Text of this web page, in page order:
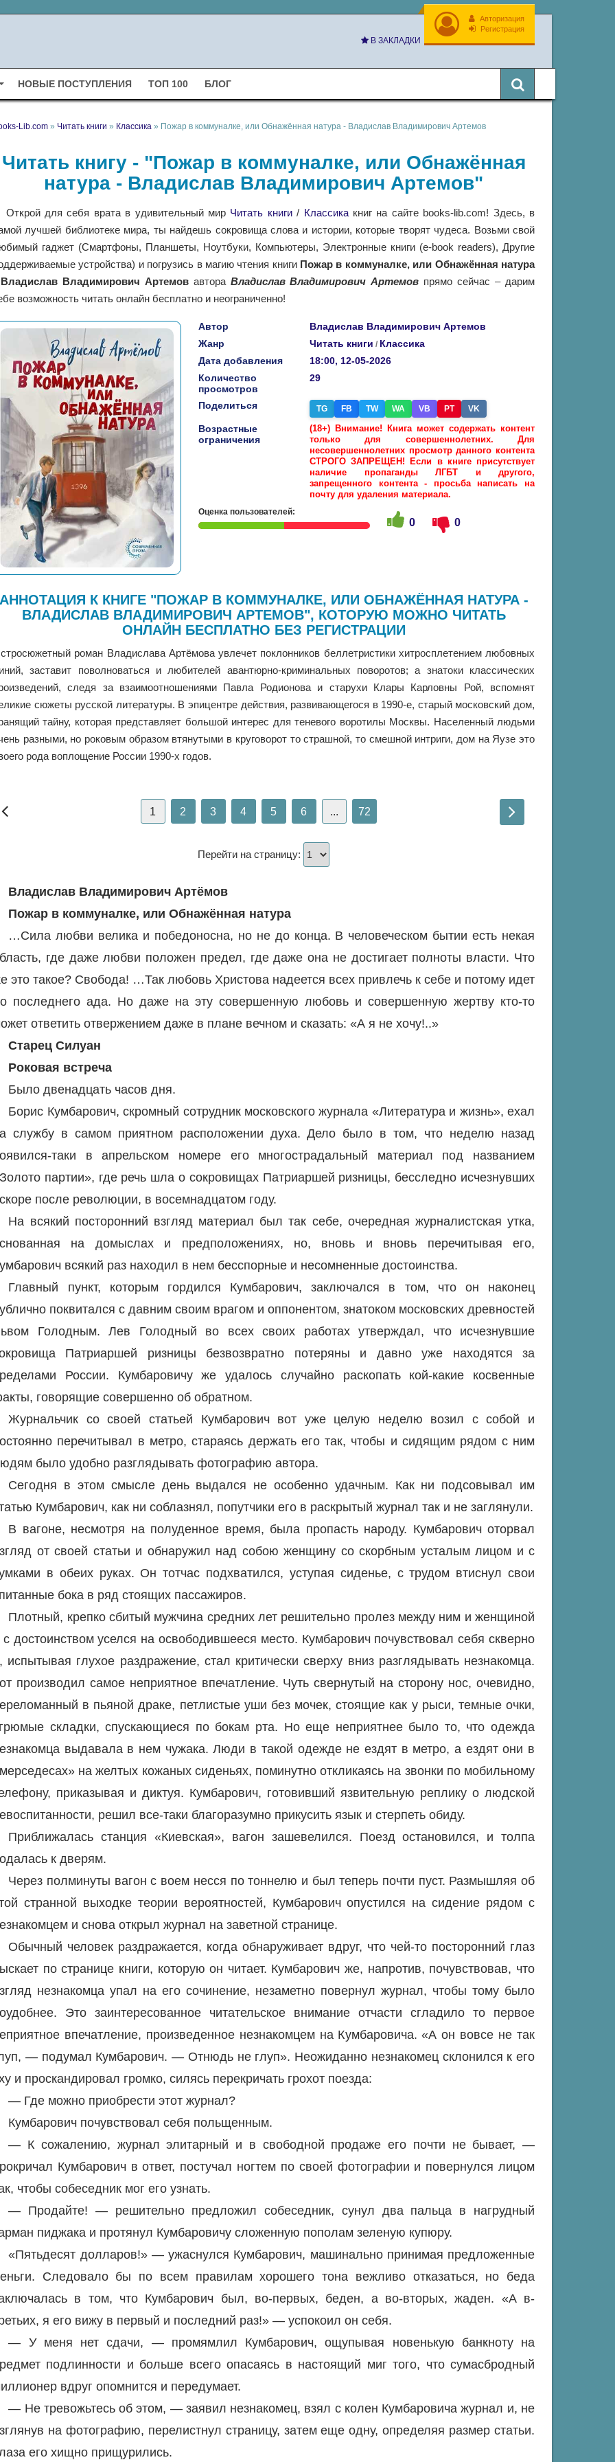
Авторизация
Регистрация
В ЗАКЛАДКИ
НОВЫЕ ПОСТУПЛЕНИЯ ТОП 100 БЛОГ
Lib.com » Читать книги » Классика » Пожар в коммуналке, или Обнажённая натура - Владислав Владимирович Артемов
Читать книгу - "Пожар в коммуналке, или Обнажённая
натура - Владислав Владимирович Артемов"
Открой для себя врата в удивительный мир Читать книги/ Классикакниг на сайте books-lib.com! Здесь, в
лучшей библиотеке мира, ты найдешь сокровища слова и истории, которые творят чудеса. Возьми свой
гаджет (Смартфоны, Планшеты, Ноутбуки, Компьютеры, Электронные книги (e-book readers), Другие
устройства) и погрузись в магию чтения книги Пожар в коммуналке, или Обнажённая натура
Владимирович Артемовавтора Владислав Владимирович Артемов прямо сейчас – дарим
возможность читать онлайн бесплатно и неограниченно!
Автор
Владислав Владимирович Артемов
Жанр
Читать книги / Классика
Дата добавления
18:00, 12-05-2026
Количество
просмотров
29
Поделиться TG FB TW WA VB PT VK
Возрастные
ограничения
(18+) Внимание! Книга может содержать контент
только для совершеннолетних. Для
несовершеннолетних просмотр данного контента
СТРОГО ЗАПРЕЩЕН! Если в книге присутствует
наличие пропаганды ЛГБТ и другого,
запрещенного контента - просьба написать на
почту для удаления материала.
Оценка пользователей:
0 0
АННОТАЦИЯ К КНИГЕ "ПОЖАР В КОММУНАЛКЕ, ИЛИ ОБНАЖЁННАЯ НАТУРА -
ВЛАДИСЛАВ ВЛАДИМИРОВИЧ АРТЕМОВ", КОТОРУЮ МОЖНО ЧИТАТЬ
ОНЛАЙН БЕСПЛАТНО БЕЗ РЕГИСТРАЦИИ
роман Владислава Артёмова увлечет поклонников беллетристики хитросплетением любовных
заставит поволноваться и любителей авантюрно-криминальных поворотов; а знатоки классических
следя за взаимоотношениями Павла Родионова и старухи Клары Карловны Рой, вспомнят
сюжеты русской литературы. В эпицентре действия, развивающегося в 1990-е, старый московский дом,
тайну, которая представляет большой интерес для теневого воротилы Москвы. Населенный людьми
разными, но роковым образом втянутыми в круговорот то страшной, то смешной интриги, дом на Яузе это
рода воплощение России 1990-х годов.
1 2 3 4 5 6 ... 72
Перейти на страницу:
Владислав Владимирович Артёмов
Пожар в коммуналке, или Обнажённая натура
…Сила любви велика и победоносна, но не до конца. В человеческом бытии есть некая
где даже любви положен предел, где даже она не достигает полноты власти. Что
это такое? Свобода! …Так любовь Христова надеется всех привлечь к себе и потому идет
последнего ада. Но даже на эту совершенную любовь и совершенную жертву кто-то
ответить отвержением даже в плане вечном и сказать: «А я не хочу!..»
Старец Силуан
Роковая встреча
Было двенадцать часов дня.
Борис Кумбарович, скромный сотрудник московского журнала «Литература и жизнь», ехал
службу в самом приятном расположении духа. Дело было в том, что неделю назад
таки в апрельском номере его многострадальный материал под названием
партии», где речь шла о сокровищах Патриаршей ризницы, бесследно исчезнувших
после революции, в восемнадцатом году.
На всякий посторонний взгляд материал был так себе, очередная журналистская утка,
на домыслах и предположениях, но, вновь и вновь перечитывая его,
всякий раз находил в нем бесспорные и несомненные достоинства.
Главный пункт, которым гордился Кумбарович, заключался в том, что он наконец
поквитался с давним своим врагом и оппонентом, знатоком московских древностей
Голодным. Лев Голодный во всех своих работах утверждал, что исчезнувшие
Патриаршей ризницы безвозвратно потеряны и давно уже находятся за
России. Кумбаровичу же удалось случайно раскопать кой-какие косвенные
говорящие совершенно об обратном.
Журнальчик со своей статьей Кумбарович вот уже целую неделю возил с собой и
перечитывал в метро, стараясь держать его так, чтобы и сидящим рядом с ним
было удобно разглядывать фотографию автора.
Сегодня в этом смысле день выдался не особенно удачным. Как ни подсовывал им
Кумбарович, как ни соблазнял, попутчики его в раскрытый журнал так и не заглянули.
В вагоне, несмотря на полуденное время, была пропасть народу. Кумбарович оторвал
от своей статьи и обнаружил над собою женщину со скорбным усталым лицом и с
в обеих руках. Он тотчас подхватился, уступая сиденье, с трудом втиснул свои
бока в ряд стоящих пассажиров.
Плотный, крепко сбитый мужчина средних лет решительно пролез между ним и женщиной
с достоинством уселся на освободившееся место. Кумбарович почувствовал себя скверно
испытывая глухое раздражение, стал критически сверху вниз разглядывать незнакомца.
производил самое неприятное впечатление. Чуть свернутый на сторону нос, очевидно,
в пьяной драке, петлистые уши без мочек, стоящие как у рыси, темные очки,
складки, спускающиеся по бокам рта. Но еще неприятнее было то, что одежда
выдавала в нем чужака. Люди в такой одежде не ездят в метро, а ездят они в
на желтых кожаных сиденьях, поминутно откликаясь на звонки по мобильному
приказывая и диктуя. Кумбарович, готовивший язвительную реплику о людской
решил все-таки благоразумно прикусить язык и стерпеть обиду.
Приближалась станция «Киевская», вагон зашевелился. Поезд остановился, и толпа
к дверям.
Через полминуты вагон с воем несся по тоннелю и был теперь почти пуст. Размышляя об
странной выходке теории вероятностей, Кумбарович опустился на сидение рядом с
и снова открыл журнал на заветной странице.
Обычный человек раздражается, когда обнаруживает вдруг, что чей-то посторонний глаз
по странице книги, которую он читает. Кумбарович же, напротив, почувствовав, что
незнакомца упал на его сочинение, незаметно повернул журнал, чтобы тому было
Это заинтересованное читательское внимание отчасти сгладило то первое
впечатление, произведенное незнакомцем на Кумбаровича. «А он вовсе не так
— подумал Кумбарович. — Отнюдь не глуп». Неожиданно незнакомец склонился к его
и проскандировал громко, силясь перекричать грохот поезда:
— Где можно приобрести этот журнал?
Кумбарович почувствовал себя польщенным.
— К сожалению, журнал элитарный и в свободной продаже его почти не бывает, —
Кумбарович в ответ, постучал ногтем по своей фотографии и повернулся лицом
чтобы собеседник мог его узнать.
— Продайте! — решительно предложил собеседник, сунул два пальца в нагрудный
пиджака и протянул Кумбаровичу сложенную пополам зеленую купюру.
«Пятьдесят долларов!» — ужаснулся Кумбарович, машинально принимая предложенные
Следовало бы по всем правилам хорошего тона вежливо отказаться, но беда
в том, что Кумбарович был, во-первых, беден, а во-вторых, жаден. «А в-
я его вижу в первый и последний раз!» — успокоил он себя.
— У меня нет сдачи, — промямлил Кумбарович, ощупывая новенькую банкноту на
подлинности и больше всего опасаясь в настоящий миг того, что сумасбродный
вдруг опомнится и передумает.
— Не тревожьтесь об этом, — заявил незнакомец, взял с колен Кумбаровича журнал и, не
на фотографию, перелистнул страницу, затем еще одну, определяя размер статьи.
его хищно прищурились.